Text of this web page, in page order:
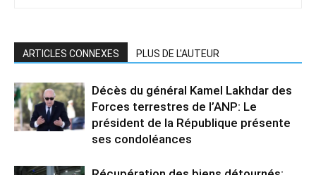
ARTICLES CONNEXES PLUS DE L'AUTEUR
Décès du général Kamel Lakhdar des
Forces terrestres de l’ANP: Le
président de la République présente
ses condoléances